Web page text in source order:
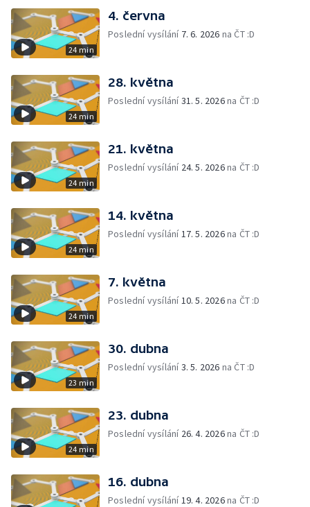
24 min
4. června
Poslední vysílání 7. 6. 2026 na ČT :D
24 min
28. května
Poslední vysílání31. 5. 2026na ČT :D
24 min
21. května
Poslední vysílání 24. 5. 2026na ČT :D
24 min
14. května
Poslední vysílání17. 5. 2026na ČT :D
24 min
7. května
Poslední vysílání10. 5. 2026na ČT :D
23 min
30. dubna
Poslední vysílání3. 5. 2026 na ČT :D
24 min
23. dubna
Poslední vysílání 26. 4. 2026na ČT :D
16. dubna
Poslední vysílání19. 4. 2026na ČT :D